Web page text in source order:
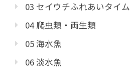
03 セイウチふれあいタイム
04 爬虫類・両生類
05 海水魚
06 淡水魚